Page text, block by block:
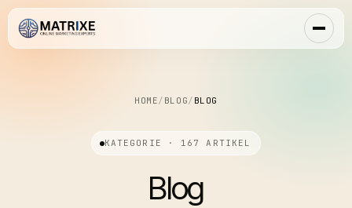
HOME/ BLOG/ BLOG
KATEGORIE · 167 ARTIKEL
Blog